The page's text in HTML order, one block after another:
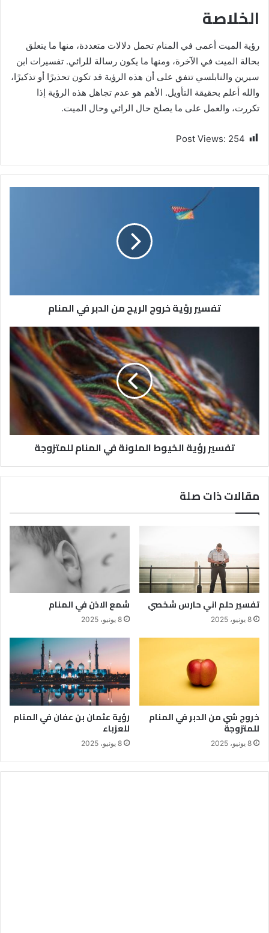
الخلاصة
رؤية الميت أعمى في المنام تحمل دلالات متعددة، منها ما يتعلق
بحالة الميت في الآخرة، ومنها ما يكون رسالة للرائي. تفسيرات ابن
سيرين والنابلسي تتفق على أن هذه الرؤية قد تكون تحذيرًا أو تذكيرًا،
والله أعلم بحقيقة التأويل. الأهم هو عدم تجاهل هذه الرؤية إذا
تكررت، والعمل على ما يصلح حال الرائي وحال الميت.
Post Views: 254
تفسير رؤية خروج الريح من الدبر في المنام
تفسير رؤية الخيوط الملونة في المنام للمتزوجة
مقالات ذات صلة
تفسير حلم اني حارس شخصي
8 يونيو، 2025
شمع الاذن في المنام
8 يونيو، 2025
خروج شي من الدبر في المنام
للمتزوجة
8 يونيو، 2025
رؤية عثمان بن عفان في المنام
للعزباء
8 يونيو، 2025